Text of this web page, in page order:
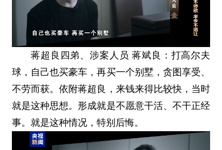
蒋超良四弟、涉案人员 蒋斌良：打高尔夫
球，自己也买豪车，再买一个别墅，贪图享受、
不劳而获。依附蒋超良，来钱来得比较快，当时
就是这种思想。形成就是不愿意干活、不干正经
事。就是这种情况，特别后悔。